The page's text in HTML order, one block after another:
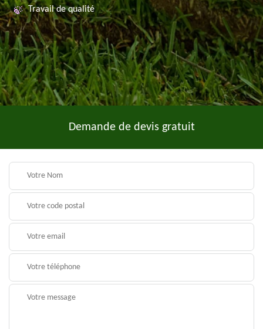
Travail de qualité
Demande de devis gratuit